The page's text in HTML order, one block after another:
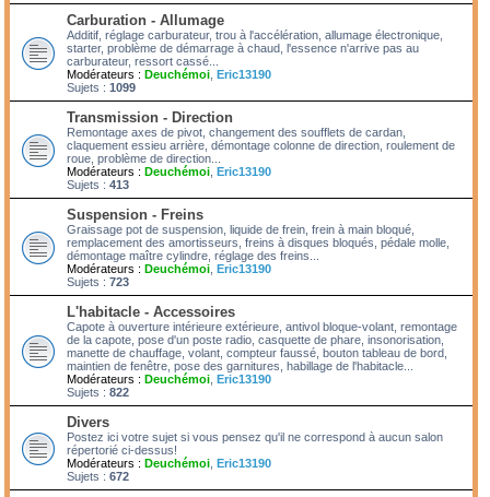
Carburation - Allumage
Additif, réglage carburateur, trou à l'accélération, allumage électronique,
starter, problème de démarrage à chaud, l'essence n'arrive pas au
carburateur, ressort cassé...
Modérateurs : Deuchémoi Eric13190
Sujets : 1099
Transmission - Direction
Remontage axes de pivot, changement des soufflets de cardan,
claquement essieu arrière, démontage colonne de direction, roulement de
roue, problème de direction...
Modérateurs : Deuchémoi Eric13190
Sujets : 413
Suspension - Freins
Graissage pot de suspension, liquide de frein, frein à main bloqué,
remplacement des amortisseurs, freins à disques bloqués, pédale molle,
démontage maître cylindre, réglage des freins...
Modérateurs : Deuchémoi Eric13190
Sujets : 723
L'habitacle - Accessoires
Capote à ouverture intérieure extérieure, antivol bloque-volant, remontage
de la capote, pose d'un poste radio, casquette de phare, insonorisation,
manette de chauffage, volant, compteur faussé, bouton tableau de bord,
maintien de fenêtre, pose des garnitures, habillage de l'habitacle...
Modérateurs : Deuchémoi Eric13190
Sujets : 822
Divers
Postez ici votre sujet si vous pensez qu'il ne correspond à aucun salon
répertorié ci-dessus!
Modérateurs : Deuchémoi Eric13190
Sujets : 672